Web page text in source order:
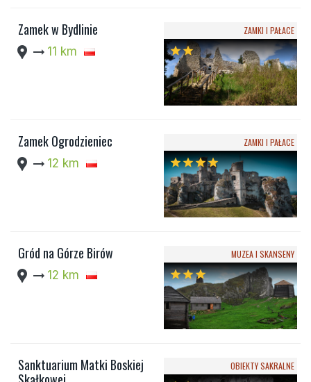
Zamek w Bydlinie
location_pin arrow_right_alt 11 km
ZAMKI I PAŁACE
starstar
Zamek Ogrodzieniec
location_pin arrow_right_alt 12 km
ZAMKI I PAŁACE
starstarstarstar
Gród na Górze Birów
location_pin arrow_right_alt 12 km
MUZEA I SKANSENY
starstarstar
Sanktuarium Matki Boskiej
OBIEKTY SAKRALNE